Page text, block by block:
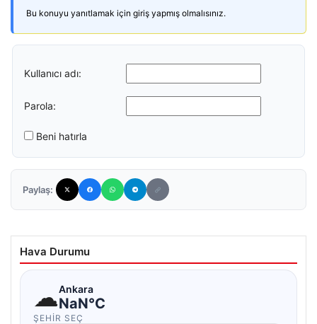
Bu konuyu yanıtlamak için giriş yapmış olmalısınız.
Kullanıcı adı:
Parola:
Beni hatırla
Paylaş:
Hava Durumu
☁Ankara
NaN°C
ŞEHIR SEÇ